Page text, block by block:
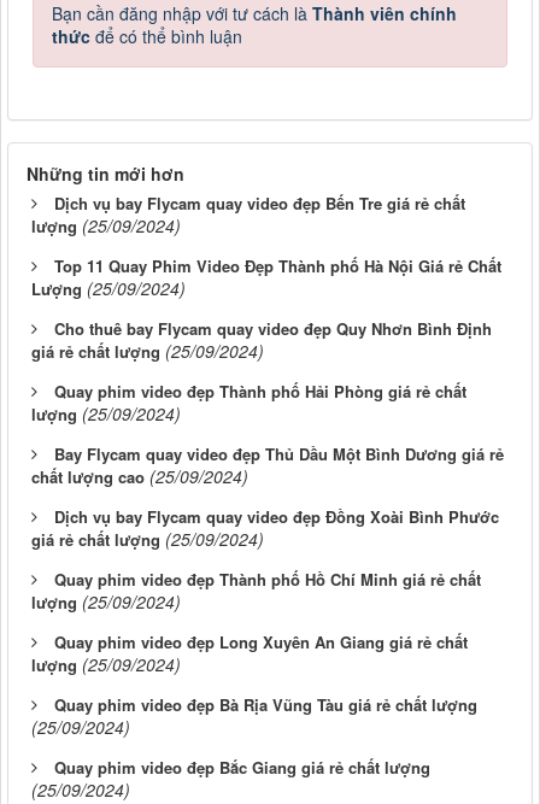
Bạn cần đăng nhập với tư cách là Thành viên chính
thức để có thể bình luận
Những tin mới hơn
Dịch vụ bay Flycam quay video đẹp Bến Tre giá rẻ chất
lượng (25/09/2024)
Top 11 Quay Phim Video Đẹp Thành phố Hà Nội Giá rẻ Chất
Lượng (25/09/2024)
Cho thuê bay Flycam quay video đẹp Quy Nhơn Bình Định
giá rẻ chất lượng (25/09/2024)
Quay phim video đẹp Thành phố Hải Phòng giá rẻ chất
lượng (25/09/2024)
Bay Flycam quay video đẹp Thủ Dầu Một Bình Dương giá rẻ
chất lượng cao (25/09/2024)
Dịch vụ bay Flycam quay video đẹp Đồng Xoài Bình Phước
giá rẻ chất lượng (25/09/2024)
Quay phim video đẹp Thành phố Hồ Chí Minh giá rẻ chất
lượng (25/09/2024)
Quay phim video đẹp Long Xuyên An Giang giá rẻ chất
lượng (25/09/2024)
Quay phim video đẹp Bà Rịa Vũng Tàu giá rẻ chất lượng
(25/09/2024)
Quay phim video đẹp Bắc Giang giá rẻ chất lượng
(25/09/2024)